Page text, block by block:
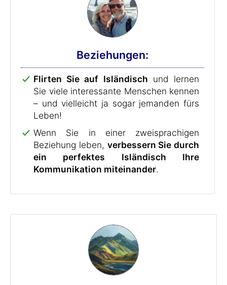
Beziehungen:
Flirten Sie auf Isländisch und lernen
Sie viele interessante Menschen kennen
– und vielleicht ja sogar jemanden fürs
Leben!
Wenn Sie in einer zweisprachigen
Beziehung leben, verbessern Sie durch
ein perfektes Isländisch Ihre
Kommunikation miteinander.